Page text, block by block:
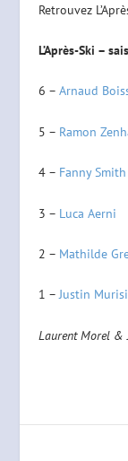
Retrouvez
L’Après-Ski –
6 – Arnaud
5 – Ramon
4 – Fanny Smith
3 – Luca Aerni
2 – Mathilde
1 –Justin
Laurent Morel &